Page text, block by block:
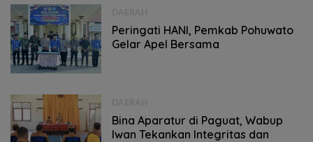
Peringati HANI, Pemkab Pohuwato
Gelar Apel Bersama
Bina Aparatur di Paguat, Wabup
Iwan Tekankan Integritas dan